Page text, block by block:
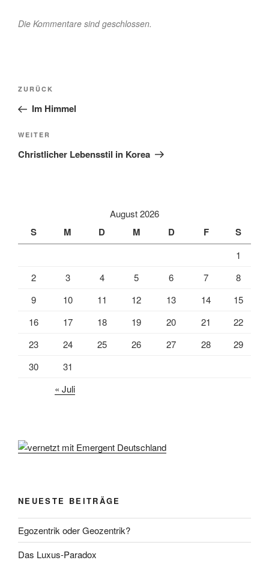
Die Kommentare sind geschlossen.
Beitragsnavigation
Vorheriger
Beitrag
ZURÜCK
Im Himmel
Nächster
Beitrag
WEITER
Christlicher Lebensstil in Korea
August 2026
S M D M D F S
1
2
3 4 5 6 7
8
9
10 11 12 13 14
15
16
17 18 19 20 21
22
23
24 25 26 27 28
29
30
31
« Juli
NEUESTE BEITRÄGE
Egozentrik oder Geozentrik?
Das Luxus-Paradox